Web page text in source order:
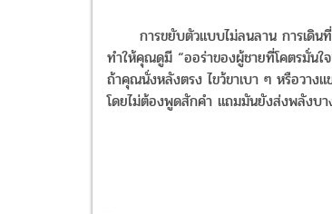
การขยับตัวแบบไม่ลนลาน การเดินที่
ทำให้คุณดูมี “ออร่าของผู้ชายที่โคตรมั่นใ
ถ้าคุณนั่งหลังตรง ไขว้ขาเบา ๆ หรือวาง
โดยไม่ต้องพูดสักคำ แถมมันยังส่งพลังบ